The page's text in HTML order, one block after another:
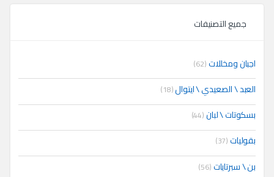
جميع التصنيفات
اجبان ومخللات(62)
العبد \ الصعيدي \ ايتوال(18)
بسكوتات \ لبان(44)
بقوليات(37)
بن \ سبرتايات(56)